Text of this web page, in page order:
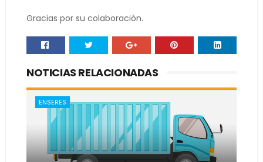
Gracias por su colaboración.
NOTICIAS RELACIONADAS
ENSERES